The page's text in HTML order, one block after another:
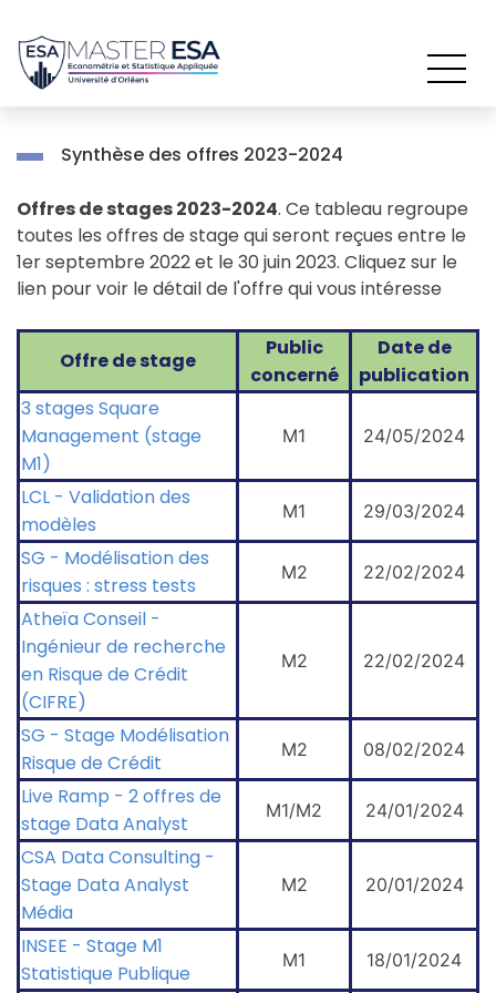
au
contenu
Synthèse des offres 2023-2024
Offres de stages 2023-2024. Ce tableau regroupe
toutes les offres de stage qui seront reçues entre le
1er septembre 2022 et le 30 juin 2023. Cliquez sur le
lien pour voir le détail de l'offre qui vous intéresse
Offre de stage
Public
concerné
Date de
publication
3 stages Square
Management (stage
M1)
M1 24/05/2024
LCL - Validation des
modèles
M1 29/03/2024
SG - Modélisation des
risques : stress tests
M2 22/02/2024
Atheïa Conseil -
Ingénieur de recherche
en Risque de Crédit
(CIFRE)
M2 22/02/2024
SG - Stage Modélisation
Risque de Crédit
M2 08/02/2024
Live Ramp - 2 offres de
stage Data Analyst
M1/M2 24/01/2024
CSA Data Consulting -
Stage Data Analyst
Média
M2 20/01/2024
INSEE - Stage M1
Statistique Publique
M1 18/01/2024